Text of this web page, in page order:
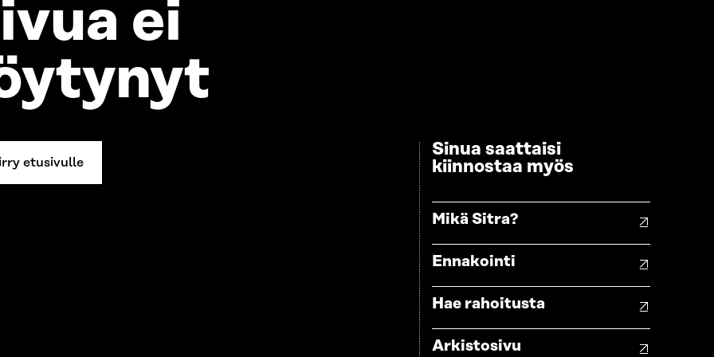
ei
etusivulle
Sinua saattaisi
kiinnostaa myös
Mikä Sitra?
Ennakointi
Hae rahoitusta
Arkistosivu